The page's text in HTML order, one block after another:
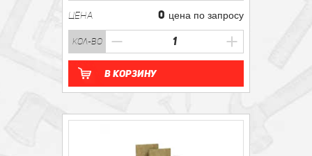
ЦЕНА 0 цена по запросу
кол-во
В корзину